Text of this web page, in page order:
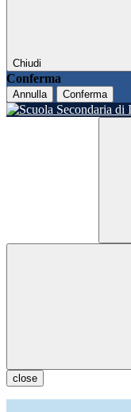
Chiudi
Conferma
Annulla Conferma
close